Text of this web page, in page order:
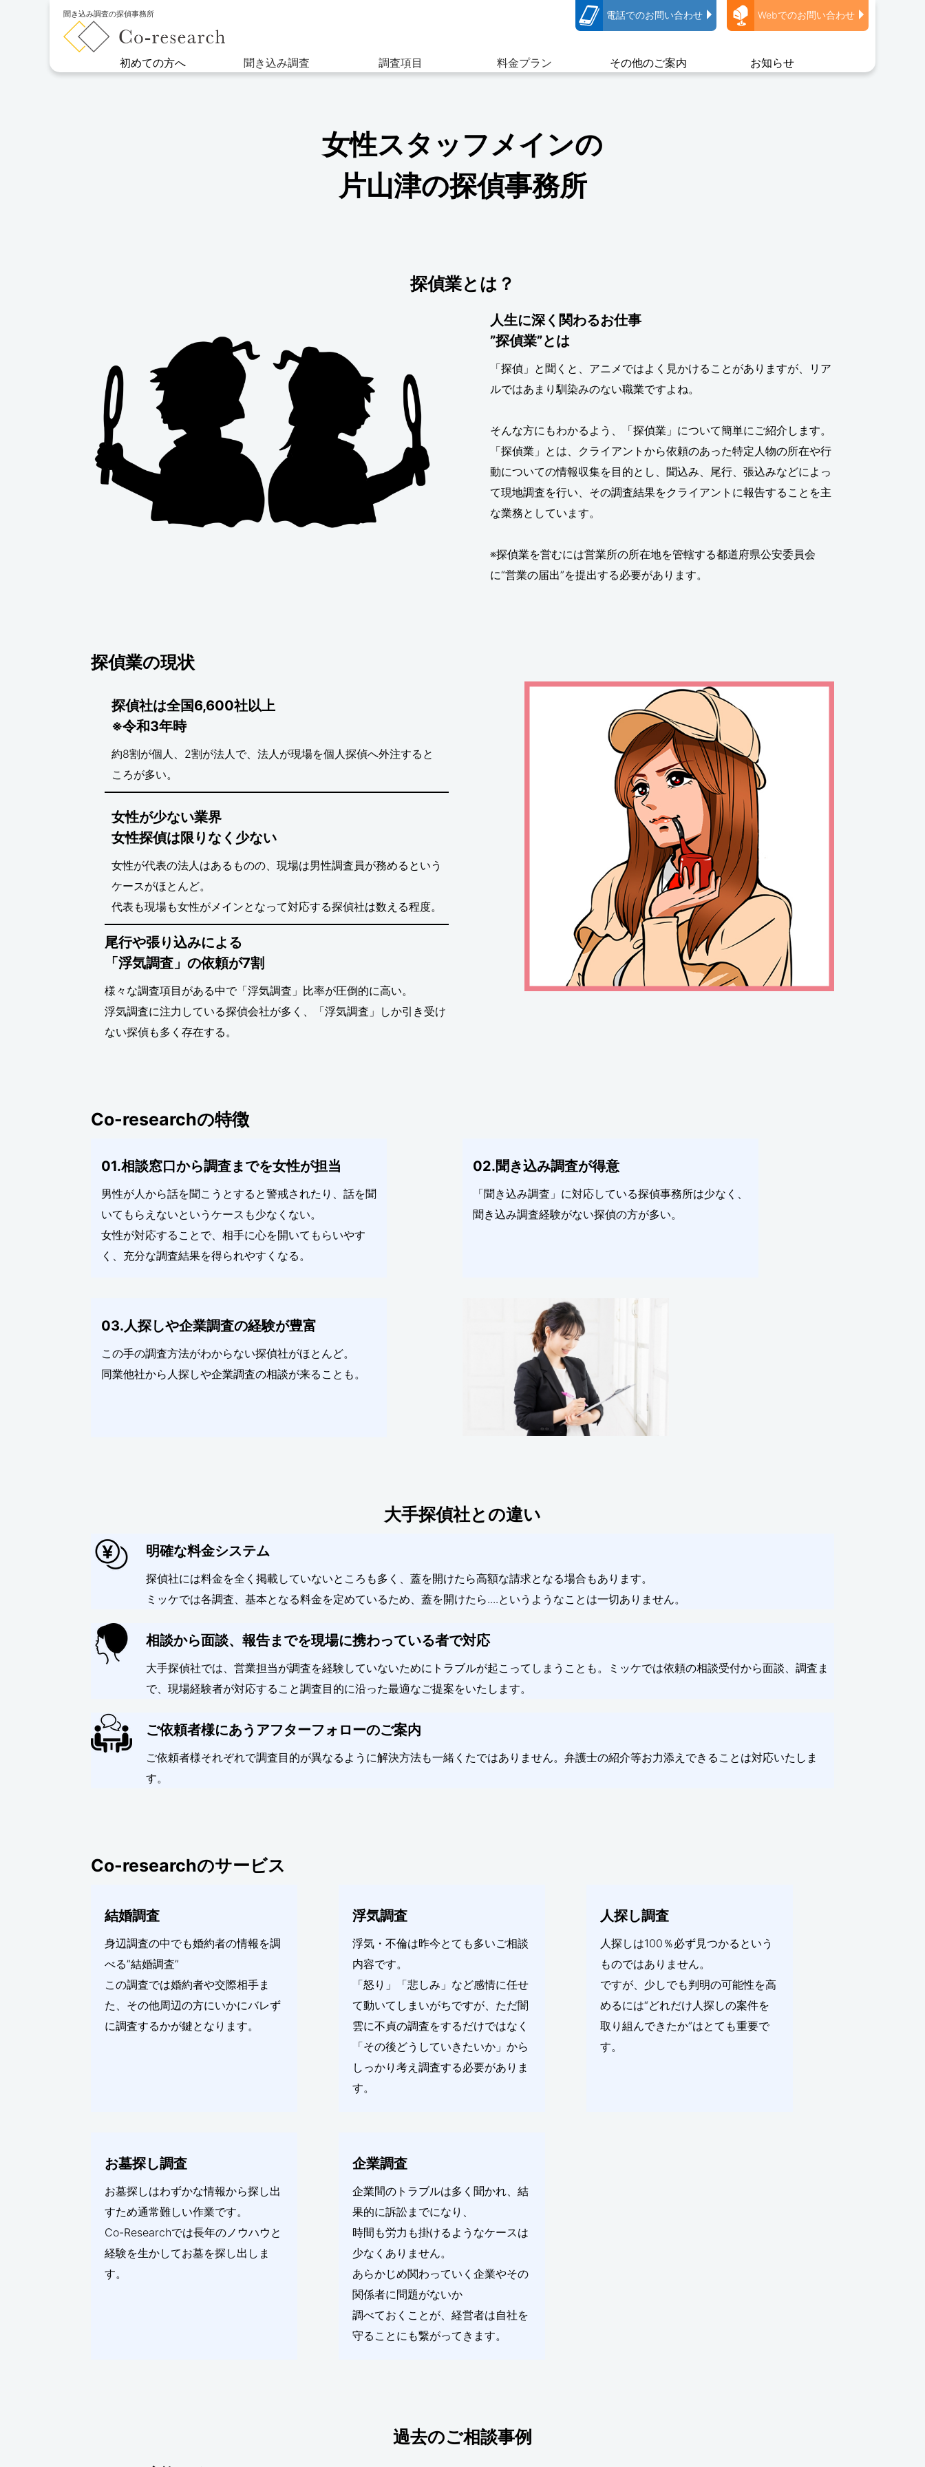
聞き込み調査の探偵事務所 電話でのお問い合わせ Webでのお問い合わせ
初めての方へ
探偵について
聞き込み調査 調査項目
浮気調査
企業調査
料金プラン その他のご案内
よくある質問
お知らせ
お客様の声
女性スタッフメインの
片山津の探偵事務所
探偵業とは？
人生に深く関わるお仕事
”探偵業”とは
「探偵」と聞くと、アニメではよく見かけることがありますが、リア
ルではあまり馴染みのない職業ですよね。
そんな方にもわかるよう、「探偵業」について簡単にご紹介します。
「探偵業」とは、クライアントから依頼のあった特定人物の所在や行
動についての情報収集を目的とし、聞込み、尾行、張込みなどによっ
て現地調査を行い、その調査結果をクライアントに報告することを主
な業務としています。
※探偵業を営むには営業所の所在地を管轄する都道府県公安委員会
に“営業の届出”を提出する必要があります。
探偵業の現状
探偵社は全国6,600社以上
※令和3年時
約8割が個人、2割が法人で、法人が現場を個人探偵へ外注すると
ころが多い。
女性が少ない業界
女性探偵は限りなく少ない
女性が代表の法人はあるものの、現場は男性調査員が務めるという
ケースがほとんど。
代表も現場も女性がメインとなって対応する探偵社は数える程度。
尾行や張り込みによる
「浮気調査」の依頼が7割
様々な調査項目がある中で「浮気調査」比率が圧倒的に高い。
浮気調査に注力している探偵会社が多く、「浮気調査」しか引き受け
ない探偵も多く存在する。
Co-researchの特徴
01.相談窓口から調査までを女性が担当
男性が人から話を聞こうとすると警戒されたり、話を聞
いてもらえないというケースも少なくない。
女性が対応することで、相手に心を開いてもらいやす
く、充分な調査結果を得られやすくなる。
02.聞き込み調査が得意
「聞き込み調査」に対応している探偵事務所は少なく、
聞き込み調査経験がない探偵の方が多い。
03.人探しや企業調査の経験が豊富
この手の調査方法がわからない探偵社がほとんど。
同業他社から人探しや企業調査の相談が来ることも。
大手探偵社との違い
明確な料金システム
探偵社には料金を全く掲載していないところも多く、蓋を開けたら高額な請求となる場合もあります。
ミッケでは各調査、基本となる料金を定めているため、蓋を開けたら....というようなことは一切ありません。
相談から面談、報告までを現場に携わっている者で対応
大手探偵社では、営業担当が調査を経験していないためにトラブルが起こってしまうことも。ミッケでは依頼の相談受付から面談、調査ま
で、現場経験者が対応すること調査目的に沿った最適なご提案をいたします。
ご依頼者様にあうアフターフォローのご案内
ご依頼者様それぞれで調査目的が異なるように解決方法も一緒くたではありません。弁護士の紹介等お力添えできることは対応いたしま
す。
Co-researchのサービス
結婚調査
身辺調査の中でも婚約者の情報を調
べる”結婚調査”
この調査では婚約者や交際相手ま
た、その他周辺の方にいかにバレず
に調査するかが鍵となります。
浮気調査
浮気・不倫は昨今とても多いご相談
内容です。
「怒り」「悲しみ」など感情に任せ
て動いてしまいがちですが、ただ闇
雲に不貞の調査をするだけではなく
「その後どうしていきたいか」から
しっかり考え調査する必要がありま
す。
人探し調査
人探しは100％必ず見つかるという
ものではありません。
ですが、少しでも判明の可能性を高
めるには“どれだけ人探しの案件を
取り組んできたか”はとても重要で
す。
お墓探し調査
お墓探しはわずかな情報から探し出
すため通常難しい作業です。
Co-Researchでは長年のノウハウと
経験を生かしてお墓を探し出しま
す。
企業調査
企業間のトラブルは多く聞かれ、結
果的に訴訟までになり、
時間も労力も掛けるようなケースは
少なくありません。
あらかじめ関わっていく企業やその
関係者に問題がないか
調べておくことが、経営者は自社を
守ることにも繋がってきます。
過去のご相談事例